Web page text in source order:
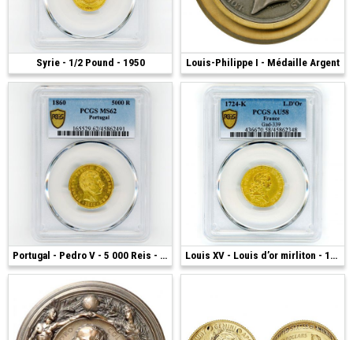
Syrie - 1/2 Pound - 1950
1 300 € Louis-Philippe I - Médaille Argent
200 €
Portugal - Pedro V - 5 000 Reis - 1860
1 600 € Louis XV - Louis d’or mirliton - 1724 K
4 250 €